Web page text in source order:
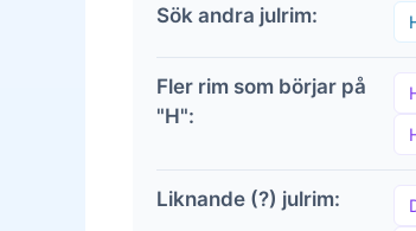
Sök andra julrim:
Fler rim som börjar på
"H":
Liknande (?) julrim: